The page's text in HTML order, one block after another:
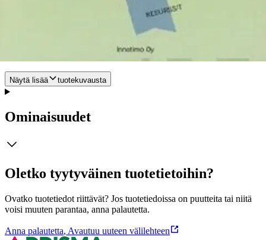
Kirjassa on keskeisen oppivan
johtajuuden idean lisäksi tiivis katsaus muihin johtamisen tapoihin.
Kirjoittajalla on 25 vuoden kokemus teollisuuden johto-, kehittämis-
ja koulutustehtävistä. Timo Pehrman on Valio Oy:n
koulutuspäällikkö. Pehrmanin ajatukset ovat raikas tuulahdus
Näytä lisää tuotekuvausta
Ominaisuudet
Oletko tyytyväinen tuotetietoihin?
Ovatko tuotetiedot riittävät? Jos tuotetiedoissa on puutteita tai niitä
voisi muuten parantaa, anna palautetta.
Anna palautetta, Avautuu uuteen välilehteen